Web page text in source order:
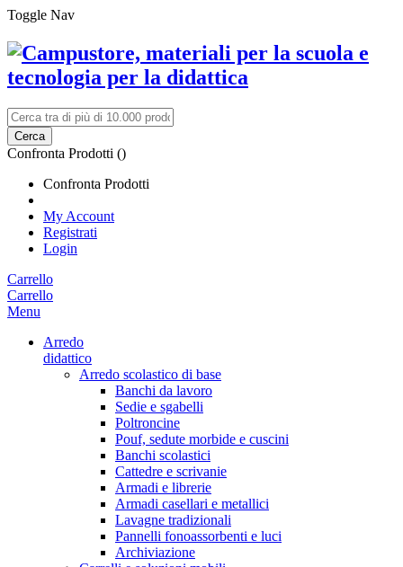
Toggle Nav
Cerca
Confronta Prodotti ()
Confronta Prodotti
My Account
Registrati
Login
Carrello
Carrello
Menu
Arredo
didattico
Arredo scolastico di base
Banchi da lavoro
Sedie e sgabelli
Poltroncine
Pouf, sedute morbide e cuscini
Banchi scolastici
Cattedre e scrivanie
Armadi e librerie
Armadi casellari e metallici
Lavagne tradizionali
Pannelli fonoassorbenti e luci
Archiviazione